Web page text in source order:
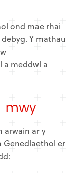
ond mae rhai
Y mathau
a meddwl a
mwy
arwain ar y
Genedlaethol er